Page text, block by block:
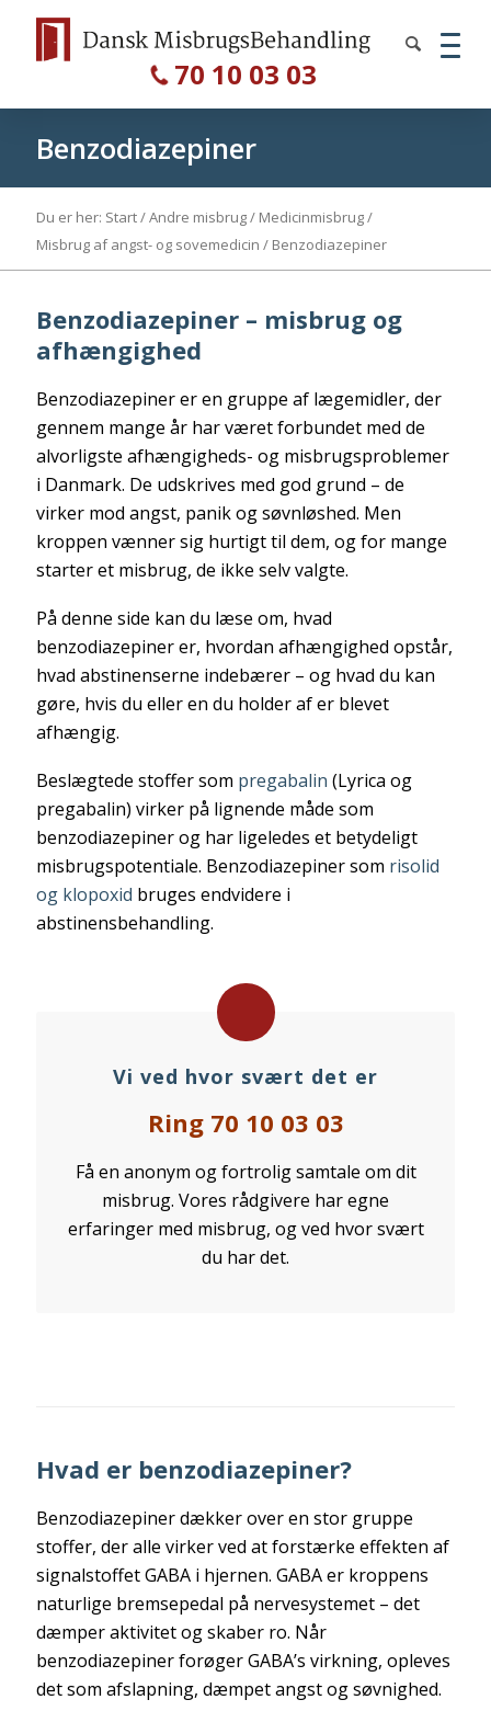
70 10 03 03
Benzodiazepiner
Du er her: Start/Andre misbrug/ Medicinmisbrug/
Misbrug af angst- og sovemedicin / Benzodiazepiner
Benzodiazepiner – misbrug og
afhængighed
Benzodiazepiner er en gruppe af lægemidler, der
gennem mange år har været forbundet med de
alvorligste afhængigheds- og misbrugsproblemer
i Danmark. De udskrives med god grund – de
virker mod angst, panik og søvnløshed. Men
kroppen vænner sig hurtigt til dem, og for mange
starter et misbrug, de ikke selv valgte.
På denne side kan du læse om, hvad
benzodiazepiner er, hvordan afhængighed opstår,
hvad abstinenserne indebærer – og hvad du kan
gøre, hvis du eller en du holder af er blevet
afhængig.
Beslægtede stoffer som pregabalin (Lyrica og
pregabalin) virker på lignende måde som
benzodiazepiner og har ligeledes et betydeligt
misbrugspotentiale. Benzodiazepiner som risolid
og klopoxid bruges endvidere i
abstinensbehandling.
Vi ved hvor svært det er
Ring 70 10 03 03
Få en anonym og fortrolig samtale om dit
misbrug. Vores rådgivere har egne
erfaringer med misbrug, og ved hvor svært
du har det.
Hvad er benzodiazepiner?
Benzodiazepiner dækker over en stor gruppe
stoffer, der alle virker ved at forstærke effekten af
signalstoffet GABA i hjernen. GABA er kroppens
naturlige bremsepedal på nervesystemet – det
dæmper aktivitet og skaber ro. Når
benzodiazepiner forøger GABA’s virkning, opleves
det som afslapning, dæmpet angst og søvnighed.